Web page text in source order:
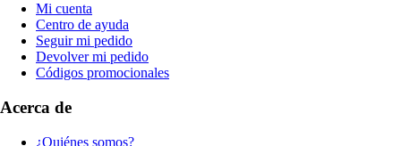
Mi cuenta
Centro de ayuda
Seguir mi pedido
Devolver mi pedido
Códigos promocionales
Acerca de
¿Quiénes somos?